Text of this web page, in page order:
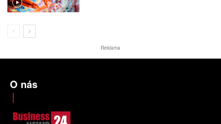
Reklama
O nás